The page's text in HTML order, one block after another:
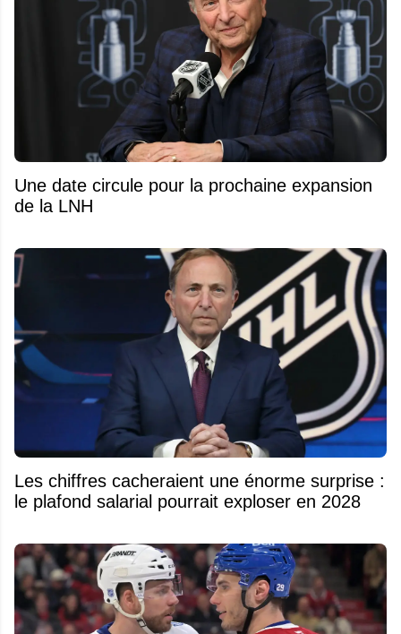
Une date circule pour la prochaine expansion
de la LNH
Les chiffres cacheraient une énorme surprise :
le plafond salarial pourrait exploser en 2028